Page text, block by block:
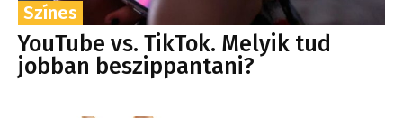
Színes
YouTube vs. TikTok. Melyik tud
jobban beszippantani?